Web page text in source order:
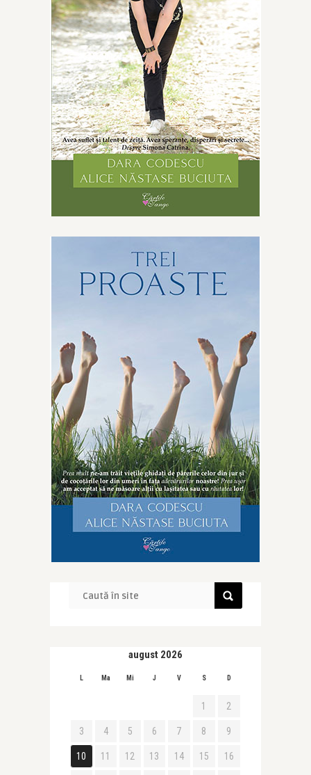
august 2026
L Ma Mi J V S D
1 2
3 4 5 6 7 8 9
10 11 12 13 14 15 16